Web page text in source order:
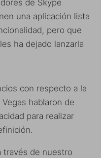
de Skype
una aplicación lista
pero que
ha dejado lanzarla
con respecto a la
hablaron de
para realizar
través de nuestro